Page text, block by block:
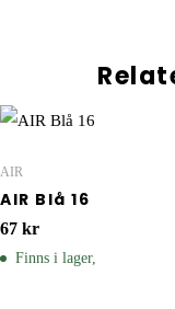
AIR
AIR Blå 16
67 kr
Finns i lager,